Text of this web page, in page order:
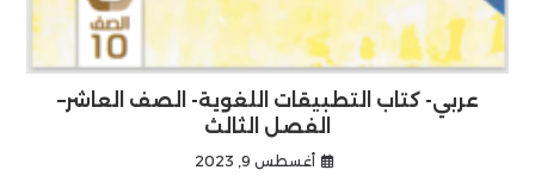
عربي- كتاب التطبيقات اللغوية- الصف العاشر–
الفصل الثالث
أغسطس 9, 2023